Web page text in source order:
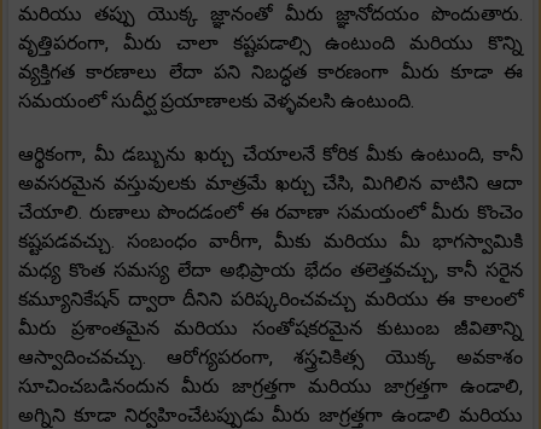
మరియు తప్పు యొక్క జ్ఞానంతో మీరు జ్ఞానోదయం పొందుతారు.
వృత్తిపరంగా, మీరు చాలా కష్టపడాల్సి ఉంటుంది మరియు కొన్ని
వ్యక్తిగత కారణాలు లేదా పని నిబద్ధత కారణంగా మీరు కూడా ఈ
సమయంలో సుదీర్ఘ ప్రయాణాలకు వెళ్ళవలసి ఉంటుంది.
ఆర్థికంగా, మీ డబ్బును ఖర్చు చేయాలనే కోరిక మీకు ఉంటుంది, కానీ
అవసరమైన వస్తువులకు మాత్రమే ఖర్చు చేసి, మిగిలిన వాటిని ఆదా
చేయాలి. రుణాలు పొందడంలో ఈ రవాణా సమయంలో మీరు కొంచెం
కష్టపడవచ్చు. సంబంధం వారీగా, మీకు మరియు మీ భాగస్వామికి
మధ్య కొంత సమస్య లేదా అభిప్రాయ భేదం తలెత్తవచ్చు, కానీ సరైన
కమ్యూనికేషన్ ద్వారా దీనిని పరిష్కరించవచ్చు మరియు ఈ కాలంలో
మీరు ప్రశాంతమైన మరియు సంతోషకరమైన కుటుంబ జీవితాన్ని
ఆస్వాదించవచ్చు. ఆరోగ్యపరంగా, శస్త్రచికిత్స యొక్క అవకాశం
సూచించబడినందున మీరు జాగ్రత్తగా మరియు జాగ్రత్తగా ఉండాలి,
అగ్నిని కూడా నిర్వహించేటప్పుడు మీరు జాగ్రత్తగా ఉండాలి మరియు